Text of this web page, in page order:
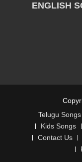
ENGLISH
Telugu Songs
Kids Songs
Contact Us